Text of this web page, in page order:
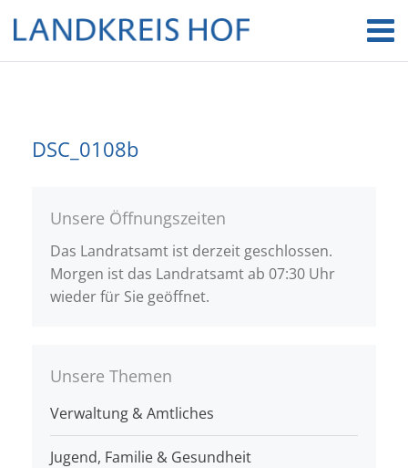
DSC_0108b
Unsere Öffnungszeiten
Das Landratsamt ist derzeit geschlossen.
Morgen ist das Landratsamt ab 07:30 Uhr
wieder für Sie geöffnet.
Unsere Themen
Verwaltung & Amtliches
Jugend, Familie & Gesundheit